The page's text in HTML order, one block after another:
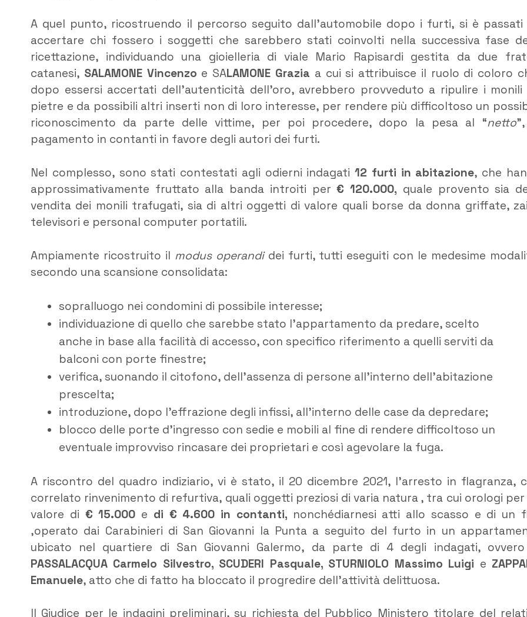
A quel punto, ricostruendo il percorso seguito dall’automobile dopo i furti, si è passati
accertare chi fossero i soggetti che sarebbero stati coinvolti nella successiva fase
ricettazione, individuando una gioielleria di viale Mario Rapisardi gestita da due
catanesi, SALAMONE Vincenzo e SALAMONE Grazia a cui si attribuisce il ruolo di coloro
dopo essersi accertati dell’autenticità dell’oro, avrebbero provveduto a ripulire i monili
pietre e da possibili altri inserti non di loro interesse, per rendere più difficoltoso un
riconoscimento da parte delle vittime, per poi procedere, dopo la pesa al “netto
pagamento in contanti in favore degli autori dei furti.
Nel complesso, sono stati contestati agli odierni indagati12 furti in abitazione, che
approssimativamente fruttato alla banda introiti per€ 120.000, quale provento sia
vendita dei monili trafugati, sia di altri oggetti di valore quali borse da donna griffate,
televisori e personal computer portatili.
Ampiamente ricostruito il modus operandidei furti, tutti eseguiti con le medesime
secondo una scansione consolidata:
sopralluogo nei condomini di possibile interesse;
individuazione di quello che sarebbe stato l’appartamento da predare, scelto
anche in base alla facilità di accesso, con specifico riferimento a quelli serviti da
balconi con porte finestre;
verifica, suonando il citofono, dell’assenza di persone all’interno dell’abitazione
prescelta;
introduzione, dopo l’effrazione degli infissi, all’interno delle case da depredare;
blocco delle porte d’ingresso con sedie e mobili al fine di rendere difficoltoso un
eventuale improvviso rincasare dei proprietari e così agevolare la fuga.
A riscontro del quadro indiziario, vi è stato, il 20 dicembre 2021, l’arresto in flagranza,
correlato rinvenimento di refurtiva, quali oggetti preziosi di varia natura , tra cui orologi per
valore di € 15.000 e di € 4.600 in contanti, nonchédiarnesi atti allo scasso e di un
,operato dai Carabinieri di San Giovanni la Punta a seguito del furto in un
ubicato nel quartiere di San Giovanni Galermo, da parte di 4 degli indagati,
PASSALACQUA Carmelo Silvestro, SCUDERI Pasquale, STURNIOLO Massimo Luigi e
Emanuele, atto che di fatto ha bloccato il progredire dell’attività delittuosa.
Il Giudice per le indagini preliminari, su richiesta del Pubblico Ministero titolare del